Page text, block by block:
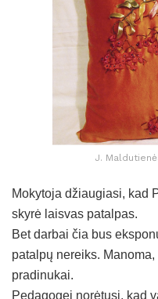
J.
Mokytoja džiaugiasi, kad
skyrė laisvas patalpas.
Bet darbai čia bus
patalpų nereiks.
pradinukai.
Pedagogei norėtųsi, kad